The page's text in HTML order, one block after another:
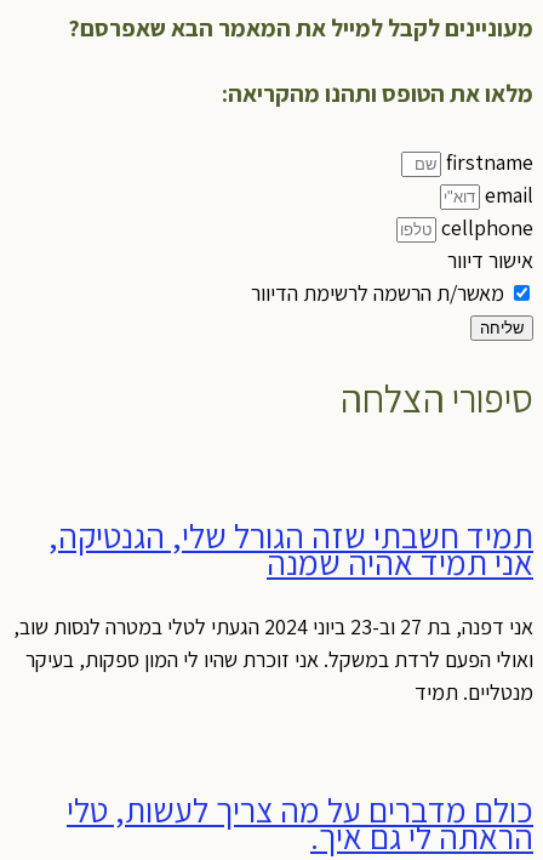
מעוניינים לקבל למייל את המאמר הבא שאפרסם?
מלאו את הטופס ותהנו מהקריאה:
firstname
email
cellphone
אישור דיוור
מאשר/ת הרשמה לרשימת הדיוור
שליחה
סיפורי הצלחה
תמיד חשבתי שזה הגורל שלי, הגנטיקה,
אני תמיד אהיה שמנה
אני דפנה, בת 27 וב-23 ביוני 2024 הגעתי לטלי במטרה לנסות שוב,
ואולי הפעם לרדת במשקל. אני זוכרת שהיו לי המון ספקות, בעיקר
מנטליים. תמיד
כולם מדברים על מה צריך לעשות, טלי
הראתה לי גם איך.